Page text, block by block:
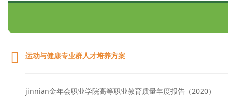
运动与健康专业群人才培养方案
jinnian金年会职业学院高等职业教育质量年度报告（2020）